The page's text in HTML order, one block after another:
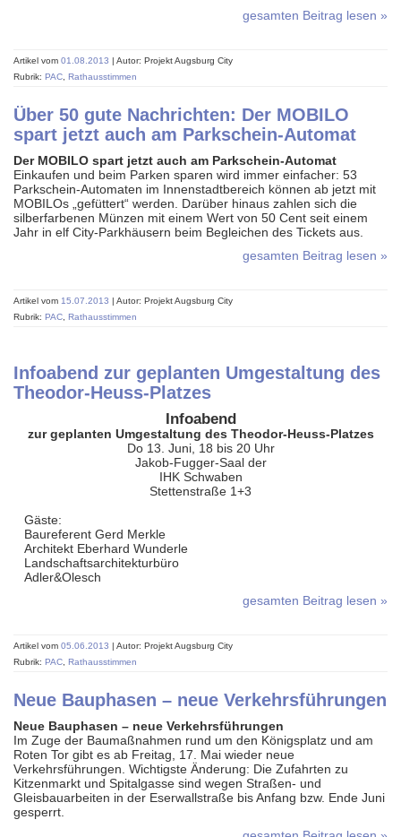
gesamten Beitrag lesen »
Artikel vom 01.08.2013 | Autor: Projekt Augsburg City
Rubrik: PAC Rathausstimmen
Über 50 gute Nachrichten: Der MOBILO
spart jetzt auch am Parkschein-Automat
Der MOBILO spart jetzt auch am Parkschein-Automat
Einkaufen und beim Parken sparen wird immer einfacher: 53
Parkschein-Automaten im Innen­stadtbereich können ab jetzt mit
MOBILOs „gefüttert“ werden. Darüber hinaus zahlen sich die
silberfarbenen Münzen mit einem Wert von 50 Cent seit einem
Jahr in elf City-Parkhäusern beim Begleichen des Tickets aus.
gesamten Beitrag lesen »
Artikel vom 15.07.2013 | Autor: Projekt Augsburg City
Rubrik: PAC Rathausstimmen
Infoabend zur geplanten Umgestaltung des
Theodor-Heuss-Platzes
Infoabend
zur geplanten Umgestaltung des Theodor-Heuss-Platzes
Do 13. Juni, 18 bis 20 Uhr
Jakob-Fugger-Saal der
IHK Schwaben
Stettenstraße 1+3
Gäste:
Baureferent Gerd Merkle
Architekt Eberhard Wunderle
Landschaftsarchitekturbüro
Adler&Olesch
gesamten Beitrag lesen »
Artikel vom 05.06.2013 | Autor: Projekt Augsburg City
Rubrik: PAC Rathausstimmen
Neue Bauphasen – neue Verkehrsführungen
Neue Bauphasen – neue Verkehrsführungen
Im Zuge der Baumaßnahmen rund um den Königsplatz und am
Roten Tor gibt es ab Freitag, 17. Mai wieder neue
Verkehrsführungen. Wichtigste Änderung: Die Zufahrten zu
Kitzenmarkt und Spitalgasse sind wegen Straßen- und
Gleisbauarbeiten in der Eserwallstraße bis Anfang bzw. Ende Juni
gesperrt.